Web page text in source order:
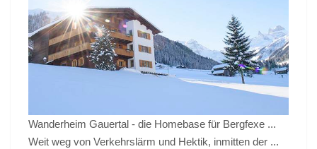
Wanderheim Gauertal - die Homebase für Bergfexe ...
Weit weg von Verkehrslärm und Hektik, inmitten der ...